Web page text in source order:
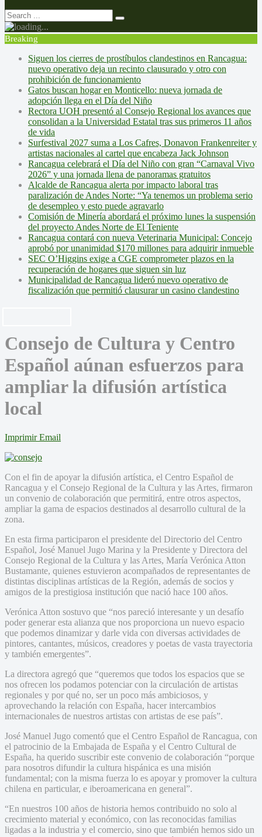
Breaking
Siguen los cierres de prostíbulos clandestinos en Rancagua:
nuevo operativo deja un recinto clausurado y otro con
prohibición de funcionamiento
Gatos buscan hogar en Monticello: nueva jornada de
adopción llega en el Día del Niño
Rectora UOH presentó al Consejo Regional los avances que
consolidan a la Universidad Estatal tras sus primeros 11 años
de vida
Surfestival 2027 suma a Los Cafres, Donavon Frankenreiter y
artistas nacionales al cartel que encabeza Jack Johnson
Rancagua celebrará el Día del Niño con gran “Carnaval Vivo
2026” y una jornada llena de panoramas gratuitos
Alcalde de Rancagua alerta por impacto laboral tras
paralización de Andes Norte: “Ya tenemos un problema serio
de desempleo y esto puede agravarlo
Comisión de Minería abordará el próximo lunes la suspensión
del proyecto Andes Norte de El Teniente
Rancagua contará con nueva Veterinaria Municipal: Concejo
aprobó por unanimidad $170 millones para adquirir inmueble
SEC O’Higgins exige a CGE comprometer plazos en la
recuperación de hogares que siguen sin luz
Municipalidad de Rancagua lideró nuevo operativo de
fiscalización que permitió clausurar un casino clandestino
Consejo de Cultura y Centro
Español aúnan esfuerzos para
ampliar la difusión artística
local
Imprimir Email
Con el fin de apoyar la difusión artística, el Centro Español de
Rancagua y el Consejo Regional de la Cultura y las Artes, firmaron
un convenio de colaboración que permitirá, entre otros aspectos,
ampliar la gama de espacios destinados al desarrollo cultural de la
zona.
En esta firma participaron el presidente del Directorio del Centro
Español, José Manuel Jugo Marina y la Presidente y Directora del
Consejo Regional de la Cultura y las Artes, María Verónica Atton
Bustamante, quienes estuvieron acompañados de representantes de
distintas disciplinas artísticas de la Región, además de socios y
amigos de la prestigiosa institución que nació hace 100 años.
Verónica Atton sostuvo que “nos pareció interesante y un desafío
poder generar esta alianza que nos proporciona un nuevo espacio
que podemos dinamizar y darle vida con diversas actividades de
pintores, cantantes, músicos, creadores y poetas de vasta trayectoria
y también emergentes”.
La directora agregó que “queremos que todos los espacios que se
nos ofrecen los podamos potenciar con la circulación de artistas
regionales y por qué no, ser un poco más ambiciosos, y
aprovechando la relación con España, hacer intercambios
internacionales de nuestros artistas con artistas de ese país”.
José Manuel Jugo comentó que el Centro Español de Rancagua, con
el patrocinio de la Embajada de España y el Centro Cultural de
España, ha querido suscribir este convenio de colaboración “porque
para nosotros difundir la cultura hispánica es una misión
fundamental; con la misma fuerza lo es apoyar y promover la cultura
chilena en particular, e iberoamericana en general”.
“En nuestros 100 años de historia hemos contribuido no solo al
crecimiento material y económico, con las reconocidas familias
ligadas a la industria y el comercio, sino que también hemos sido un